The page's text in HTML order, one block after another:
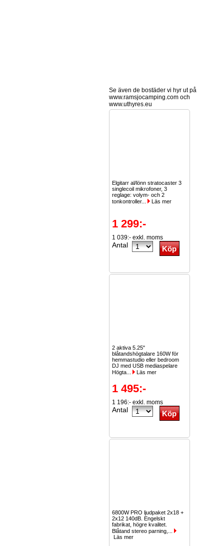
Se även de bostäder vi hyr ut på
www.ramsjocamping.com och
www.uthyres.eu
Elgitarr al/lönn stratocaster 3
singlecoil mikrofoner, 3
reglage: volym- och 2
tonkontroller...
Läs mer
1 299:-
1 039:- exkl. moms
Antal
2 aktiva 5.25"
blåtandshögtalare 160W för
hemmastudio eller bedroom
DJ med USB mediaspelare
Högta...
Läs mer
1 495:-
1 196:- exkl. moms
Antal
6800W PRO ljudpaket 2x18 +
2x12 140dB. Engelskt
fabrikat, högre kvalitet.
Blåtand stereo parning,...
Läs mer